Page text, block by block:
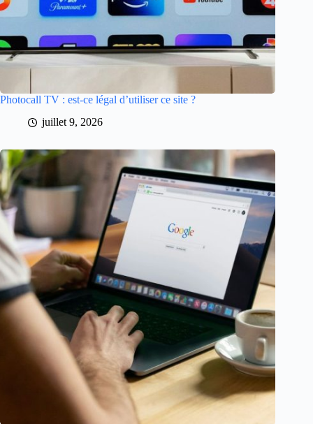
Photocall TV : est-ce légal d’utiliser ce site ?
juillet 9, 2026